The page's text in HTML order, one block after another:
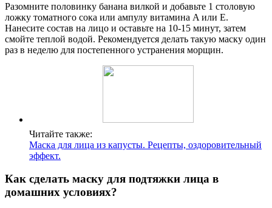
Разомните половинку банана вилкой и добавьте 1 столовую
ложку томатного сока или ампулу витамина A или E.
Нанесите состав на лицо и оставьте на 10-15 минут, затем
смойте теплой водой. Рекомендуется делать такую маску один
раз в неделю для постепенного устранения морщин.
Читайте также:
Маска для лица из капусты. Рецепты, оздоровительный
эффект.
Как сделать маску для подтяжки лица в
домашних условиях?